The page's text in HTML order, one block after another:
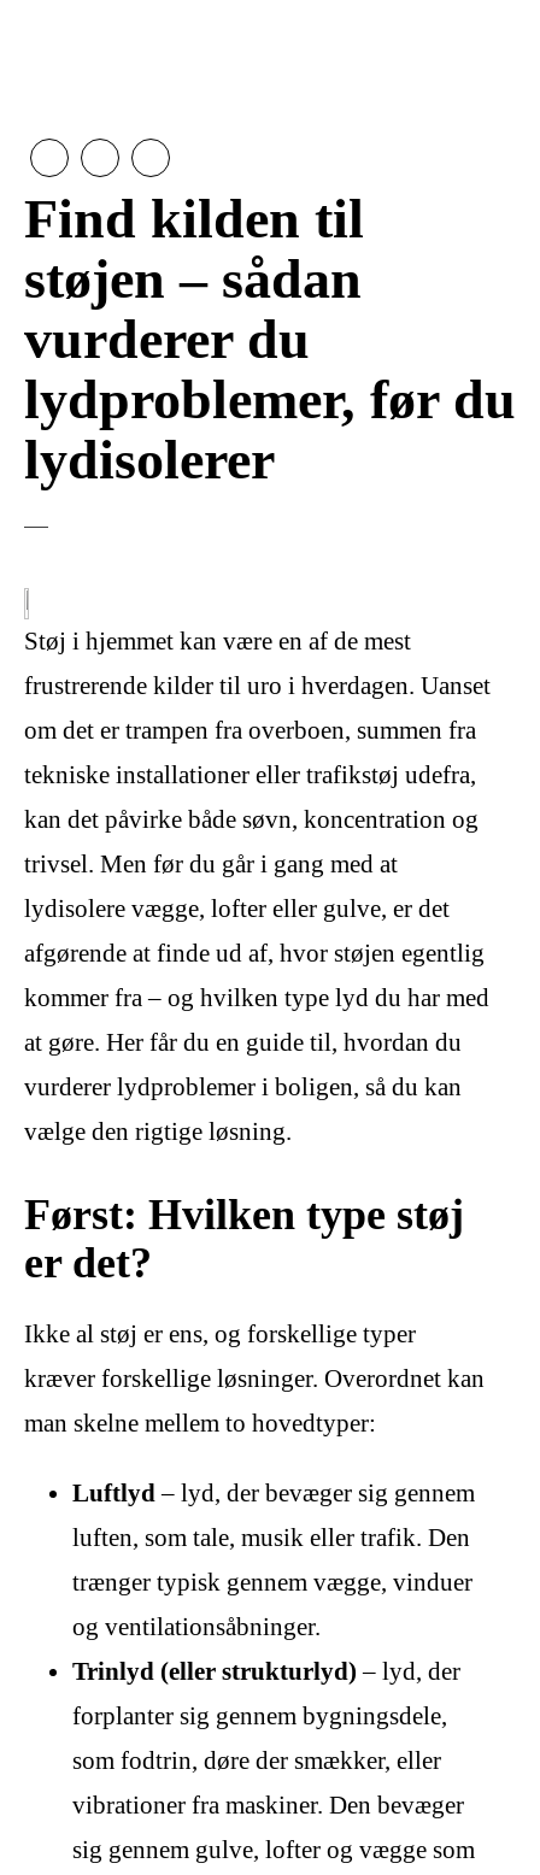
Find kilden til
støjen – sådan
vurderer du
lydproblemer, før du
lydisolerer
Støj i hjemmet kan være en af de mest
frustrerende kilder til uro i hverdagen. Uanset
om det er trampen fra overboen, summen fra
tekniske installationer eller trafikstøj udefra,
kan det påvirke både søvn, koncentration og
trivsel. Men før du går i gang med at
lydisolere vægge, lofter eller gulve, er det
afgørende at finde ud af, hvor støjen egentlig
kommer fra – og hvilken type lyd du har med
at gøre. Her får du en guide til, hvordan du
vurderer lydproblemer i boligen, så du kan
vælge den rigtige løsning.
Først: Hvilken type støj
er det?
Ikke al støj er ens, og forskellige typer
kræver forskellige løsninger. Overordnet kan
man skelne mellem to hovedtyper:
Luftlyd– lyd, der bevæger sig gennem
luften, som tale, musik eller trafik. Den
trænger typisk gennem vægge, vinduer
og ventilationsåbninger.
Trinlyd (eller strukturlyd) – lyd, der
forplanter sig gennem bygningsdele,
som fodtrin, døre der smækker, eller
vibrationer fra maskiner. Den bevæger
sig gennem gulve, lofter og vægge som